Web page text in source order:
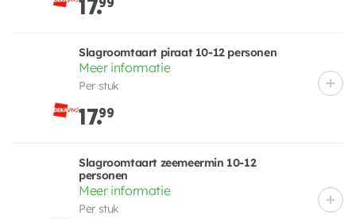
17.99
Slagroomtaart piraat 10-12 personen
Meer informatie
Per stuk
17.99
Slagroomtaart zeemeermin 10-12
personen
Meer informatie
Per stuk